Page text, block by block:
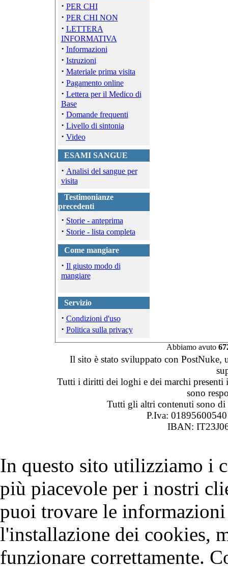
· PER CHI
· PER CHI NON
· LETTERA
INFORMATIVA
· Informazioni
· Istruzioni
· Materiale prima visita
· Pagamento online
· Lettera per il Medico di
Base
· Domande frequenti
· Livello di sintonia
· Video
ESAMI SANGUE
· Analisi del sangue per
visita
Testimonianze
precedenti
· Storie - anteprima
· Storie - lista completa
Come mangiare
· Il giusto modo di
mangiare
Servizio
· Condizioni d'uso
· Politica sulla privacy
Abbiamo avuto
Il sito è stato sviluppato con PostNuke,
Tutti i diritti dei loghi e dei marchi
sono
Tutti gli altri contenuti sono
P.Iva:
IBAN:
In questo sito utilizziamo i
più piacevole per i nostri
puoi trovare le
l'installazione dei cookies,
funzionare correttamente.